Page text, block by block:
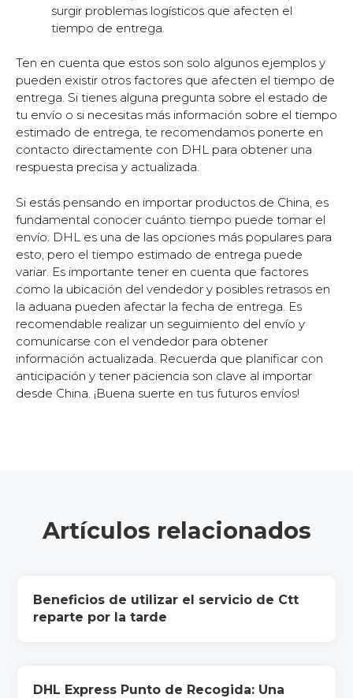
surgir problemas logísticos que afecten el
tiempo de entrega.
Ten en cuenta que estos son solo algunos ejemplos y
pueden existir otros factores que afecten el tiempo de
entrega. Si tienes alguna pregunta sobre el estado de
tu envío o si necesitas más información sobre el tiempo
estimado de entrega, te recomendamos ponerte en
contacto directamente con DHL para obtener una
respuesta precisa y actualizada.
Si estás pensando en importar productos de China, es
fundamental conocer cuánto tiempo puede tomar el
envío. DHL es una de las opciones más populares para
esto, pero el tiempo estimado de entrega puede
variar. Es importante tener en cuenta que factores
como la ubicación del vendedor y posibles retrasos en
la aduana pueden afectar la fecha de entrega. Es
recomendable realizar un seguimiento del envío y
comunicarse con el vendedor para obtener
información actualizada. Recuerda que planificar con
anticipación y tener paciencia son clave al importar
desde China. ¡Buena suerte en tus futuros envíos!
Artículos relacionados
Beneficios de utilizar el servicio de Ctt
reparte por la tarde
DHL Express Punto de Recogida: Una